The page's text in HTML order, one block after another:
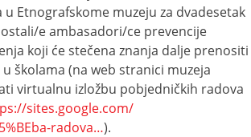
Etnografskome muzeju za dvadesetak
e ambasadori/ce prevencije
koji će stečena znanja dalje prenositi
školama (na web stranici muzeja
virtualnu izložbu pobjedničkih radova
sites.google.com/
radova…).